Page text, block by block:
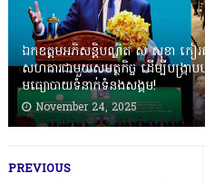
ឯកឧត្តមអភិសន្តិបណ្ឌិត ស សុខា កៀរគ
សហការជាមួយសមត្ថកិច្ច ដើម្បីបង្ក្រ
មធ្យោបាយទំនាក់ទំនងសង្គម!
November 24, 2025
PREVIOUS